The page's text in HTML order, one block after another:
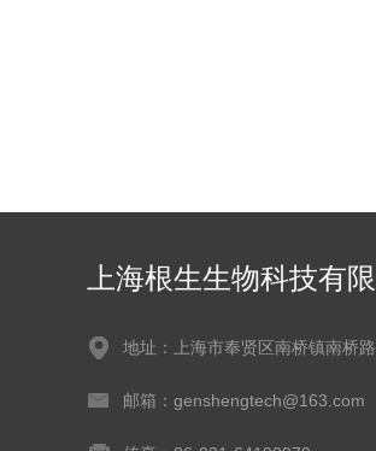
上海根生生物科技有
地址：上海市奉贤区南桥镇南桥
邮箱：genshengtech@163.com